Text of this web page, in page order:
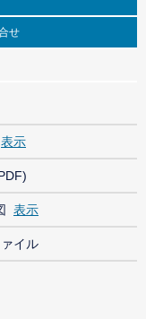
せ
イル